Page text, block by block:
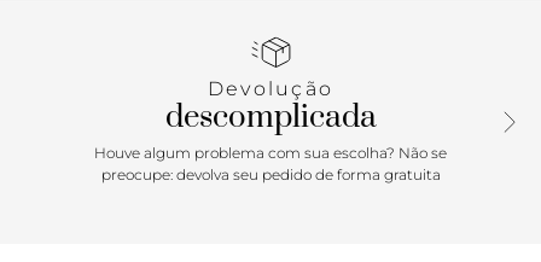
Devolução
descomplicada
Houve algum problema com sua escolha? Não se
preocupe: devolva seu pedido de forma gratuita